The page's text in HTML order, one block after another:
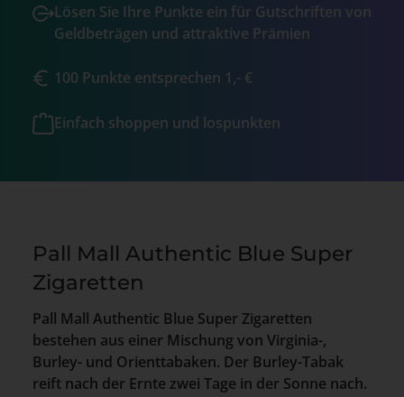
Lösen Sie Ihre Punkte ein für Gutschriften von
Geldbeträgen und attraktive Prämien
100 Punkte entsprechen 1,- €
Einfach shoppen und lospunkten
Pall Mall Authentic Blue Super
Zigaretten
Pall Mall Authentic Blue Super Zigaretten
bestehen aus einer Mischung von Virginia-,
Burley- und Orienttabaken. Der Burley-Tabak
reift nach der Ernte zwei Tage in der Sonne nach.